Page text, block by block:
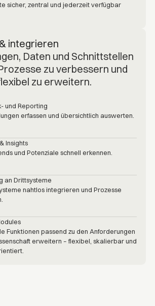
sicher, zentral und jederzeit verfügbar
integrieren
Daten und Schnittstellen
zu verbessern und
zu erweitern.
und Reporting
erfassen und übersichtlich auswerten.
Insights
und Potenziale schnell erkennen.
an Drittsysteme
nahtlos integrieren und Prozesse
Funktionen passend zu den Anforderungen
erweitern – flexibel, skalierbar und